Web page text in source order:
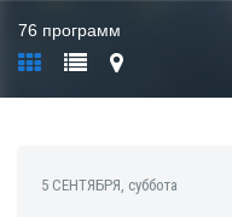
76 программ
5 СЕНТЯБРЯ, суббота